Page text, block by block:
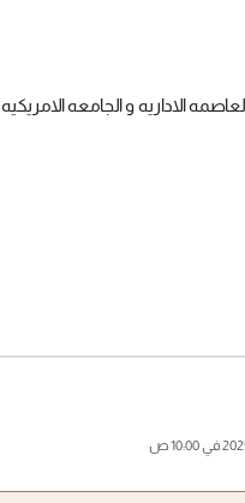
الاداريه و الجامعه الامريكيه